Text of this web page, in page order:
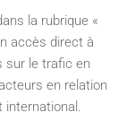
la rubrique «
accès direct à
sur le trafic en
en relation
international.